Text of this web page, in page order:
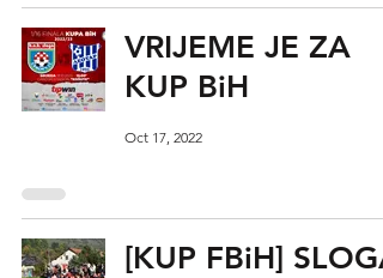
VRIJEME JE ZA
KUP BiH
Oct 17, 2022
[KUP FBiH] SLOGA